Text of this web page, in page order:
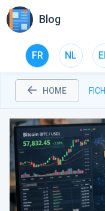
Blog
FR NL
HOME